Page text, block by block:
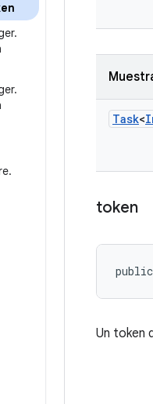
.
.
.
Task<
token
Un token